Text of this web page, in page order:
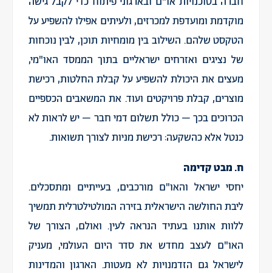
מוקדמת ומועדפת למכרזים, ולעיתים אפילו להשפיע על
הטקסט שלהם. השילוב בין מומחיות תוכן, לבין נוכחות
של נציגים ואזרחים ישראליים בתוך הממסד האו"מי,
מעצים את היכולת להשפיע על קבלת החלטות, רכישת
מוצרים, קבלת פרויקטים ועוד. את המשאבים הכספיים
הכרוכים בכך – כולל תשלום דמי חבר – יש לראות לא
כנטל אלא כהשקעה: רכישת מניות לצורך תשואות.
ח. מבט קדימה
יחסי ישראל והאו"ם מורכבים, בעייתיים ומתסכלים.
ליבת החולשה הישראלית בזירה המולטילטרלית תמשיך
ללוות אותנו בעתיד הנראה לעין. ואולם, הצורך של
האו"ם לעצב מחדש את סדר היום העולמי, מעניק
לישראל גם הזדמנויות לא מעטות. הארגון והמדינות